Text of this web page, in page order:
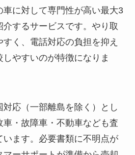
に対して専門性が高い最大3
するサービスです。やり取
く、電話対応の負担を抑え
やすいのが特徴になりま
応（一部離島を除く）とし
車・故障車・不動車なども査
います。必要書類に不明点が